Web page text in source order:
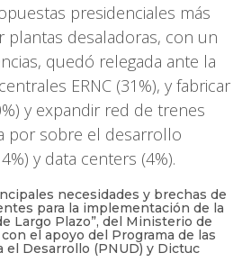
presidenciales más
plantas desaladoras, con un
quedó relegada ante la
ERNC (31%), y fabricar
y expandir red de trenes
por sobre el desarrollo
y data centers (4%).
necesidades y brechas de
para la implementación de la
Largo Plazo”, del Ministerio de
el apoyo del Programa de las
el Desarrollo (PNUD) y Dictuc